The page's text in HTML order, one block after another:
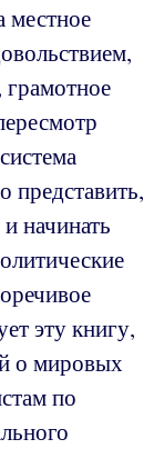
местное
грамотное
начинать
эту книгу,
о мировых
по